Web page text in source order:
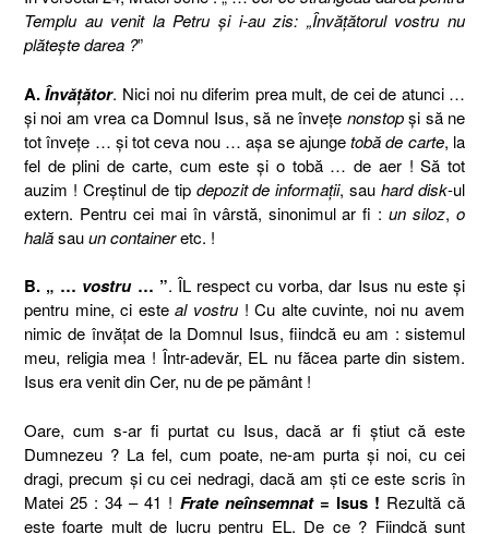
Templu au venit la Petru şi i-au zis: „Învăţătorul vostru nu
plăteşte darea ?”
A.Învăţător. Nici noi nu diferim prea mult, de cei de atunci …
şi noi am vrea ca Domnul Isus, să ne înveţe nonstopşi să ne
tot înveţe … şi tot ceva nou … aşa se ajungetobă de carte, la
fel de plini de carte, cum este şi o tobă … de aer ! Să tot
auzim ! Creştinul de tip depozit de informaţii, sauhard disk-ul
extern. Pentru cei mai în vârstă, sinonimul ar fi :un siloz,o
halăsauun containeretc. !
B. „ … vostru… ”. ÎL respect cu vorba, dar Isus nu este şi
pentru mine, ci esteal vostru! Cu alte cuvinte, noi nu avem
nimic de învăţat de la Domnul Isus, fiindcă eu am : sistemul
meu, religia mea ! Într-adevăr, EL nu făcea parte din sistem.
Isus era venit din Cer, nu de pe pământ !
Oare, cum s-ar fi purtat cu Isus, dacă ar fi ştiut că este
Dumnezeu ? La fel, cum poate, ne-am purta şi noi, cu cei
dragi, precum şi cu cei nedragi, dacă am şti ce este scris în
Matei 25 : 34 – 41 ! Frate neînsemnat= Isus ! Rezultă că
este foarte mult de lucru pentru EL. De ce ? Fiindcă sunt